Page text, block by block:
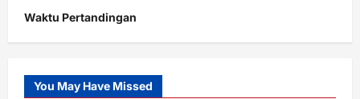
Waktu Pertandingan
Slot
Gacor
You May Have Missed